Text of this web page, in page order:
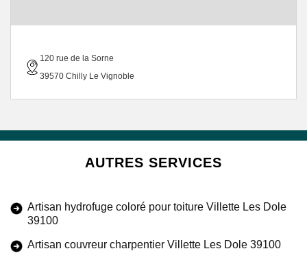
120 rue de la Sorne
39570 Chilly Le Vignoble
AUTRES SERVICES
Artisan hydrofuge coloré pour toiture Villette Les Dole
39100
Artisan couvreur charpentier Villette Les Dole 39100